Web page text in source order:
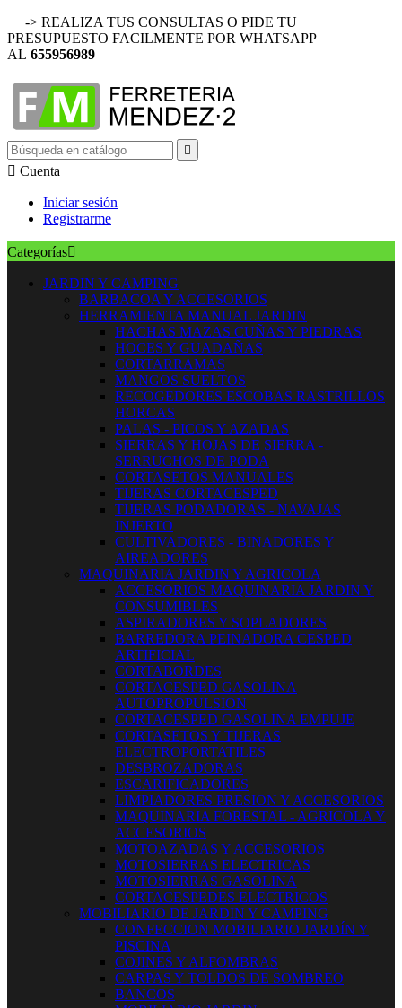
-> REALIZA TUS CONSULTAS O PIDE TU
PRESUPUESTO FACILMENTE POR WHATSAPP
AL 655956989

 Cuenta
Iniciar sesión
Registrarme
Categorías
JARDIN Y CAMPING
BARBACOA Y ACCESORIOS
HERRAMIENTA MANUAL JARDIN
HACHAS MAZAS CUÑAS Y PIEDRAS
HOCES Y GUADAÑAS
CORTARRAMAS
MANGOS SUELTOS
RECOGEDORES ESCOBAS RASTRILLOS
HORCAS
PALAS - PICOS Y AZADAS
SIERRAS Y HOJAS DE SIERRA -
SERRUCHOS DE PODA
CORTASETOS MANUALES
TIJERAS CORTACESPED
TIJERAS PODADORAS - NAVAJAS
INJERTO
CULTIVADORES - BINADORES Y
AIREADORES
MAQUINARIA JARDIN Y AGRICOLA
ACCESORIOS MAQUINARIA JARDIN Y
CONSUMIBLES
ASPIRADORES Y SOPLADORES
BARREDORA PEINADORA CESPED
ARTIFICIAL
CORTABORDES
CORTACESPED GASOLINA
AUTOPROPULSION
CORTACESPED GASOLINA EMPUJE
CORTASETOS Y TIJERAS
ELECTROPORTATILES
DESBROZADORAS
ESCARIFICADORES
LIMPIADORES PRESION Y ACCESORIOS
MAQUINARIA FORESTAL - AGRICOLA Y
ACCESORIOS
MOTOAZADAS Y ACCESORIOS
MOTOSIERRAS ELECTRICAS
MOTOSIERRAS GASOLINA
CORTACESPEDES ELECTRICOS
MOBILIARIO DE JARDIN Y CAMPING
CONFECCION MOBILIARIO JARDÍN Y
PISCINA
COJINES Y ALFOMBRAS
CARPAS Y TOLDOS DE SOMBREO
BANCOS